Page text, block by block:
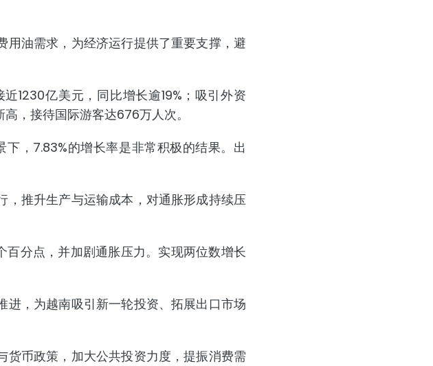
油需求，为经济运行提供了重要支撑，避
1230亿美元，同比增长逾19%；吸引外资
，接待国际游客达676万人次。
，7.83%的增长率是非常积极的结果。出
推升生产与运输成本，对通胀形成持续压
分点，并加剧通胀压力。实现两位数增长
，为越南吸引新一轮投资、拓展出口市场
币政策，加大公共投资力度，提振消费需